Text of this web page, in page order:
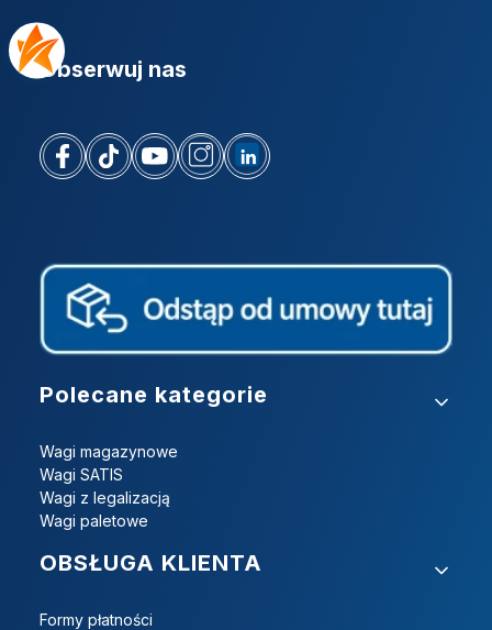
Obserwuj nas
Linki w stopce
Polecane kategorie
Wagi magazynowe
Wagi SATIS
Wagi z legalizacją
Wagi paletowe
OBSŁUGA KLIENTA
Formy płatności